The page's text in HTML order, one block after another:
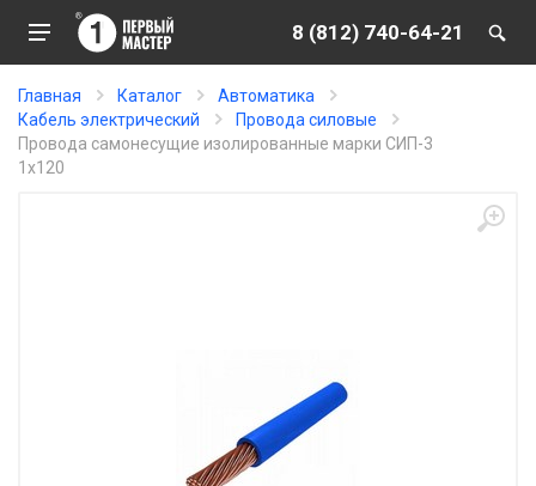
8 (812) 740-64-21
Главная Каталог
Автоматика
Кабель электрический
Провода силовые
Провода самонесущие изолированные марки СИП-3
1х120